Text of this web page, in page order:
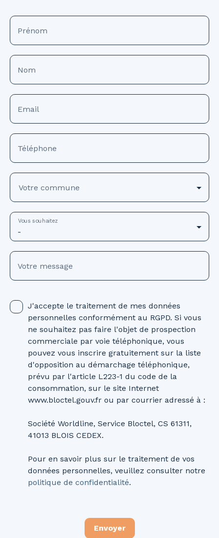
Prénom
Nom
Email
Téléphone
Votre commune
-
Vous souhaitez
Votre message
J'accepte le traitement de mes données
personnelles conformément au RGPD. Si vous
ne souhaitez pas faire l'objet de prospection
commerciale par voie téléphonique, vous
pouvez vous inscrire gratuitement sur la liste
d'opposition au démarchage téléphonique,
prévu par l'article L223-1 du code de la
consommation, sur le site Internet
www.bloctel.gouv.fr ou par courrier adressé à :
Société Worldline, Service Bloctel, CS 61311,
41013 BLOIS CEDEX.
Pour en savoir plus sur le traitement de vos
données personnelles, veuillez consulter notre
politique de confidentialité.
Envoyer